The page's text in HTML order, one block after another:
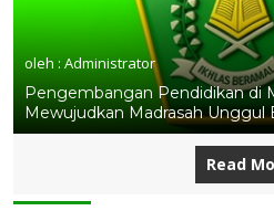
oleh : Administrator
Pengembangan Pendidikan di
Mewujudkan Madrasah Unggul
Read